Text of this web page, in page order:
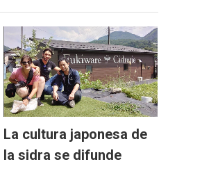
La cultura japonesa de
la sidra se difunde